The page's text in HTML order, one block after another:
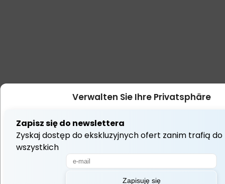
Verwalten Sie Ihre Privatsphäre
speichern und/oder darauf zuzugreifen. Dies tun wir, um Ihr
verbessern und Ihnen (nicht) personalisierte Werbung anzuzeigen.
Technologien zustimmen, können wir Daten wie Ihr Surfverhalten
Kennungen auf dieser Website verarbeiten. Wenn Sie Ihre
oder widerrufen, kann dies zu bestimmten Funktionen und